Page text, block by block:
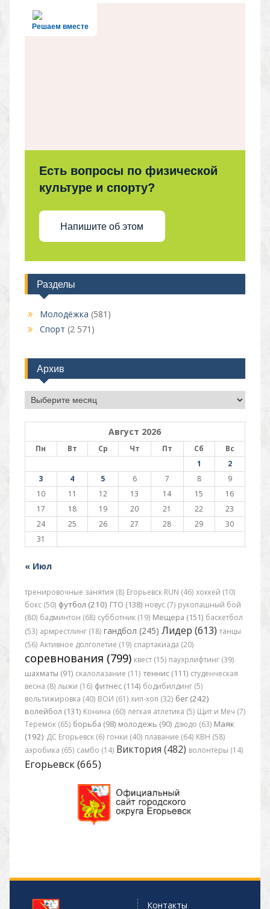
Решаем вместе
Есть вопросы по физической
культуре и спорту?
Напишите об этом
Разделы
Молодёжка (581)
Спорт (2 571)
Архив
Архив
Август 2026
Пн Вт Ср Чт Пт Сб
Вс
1
2
3
4 5 6 7 8
9
10
11 12 13 14 15
16
17
18 19 20 21 22
23
24
25 26 27 28 29
30
31
« Июл
тренировочные занятия (8) Егорьевск RUN (46) хоккей (10)
бокс (50) футбол (210) ГТО (138) новус (7) рукопашный бой
(80) бадминтон (68) субботник (19) Мещера (151) баскетбол
(53) армрестлинг (18) гандбол (245) Лидер (613) танцы
(56) Активное долголетие (19) спартакиада (20)
соревнования (799) квест (15) пауэрлифтинг (39)
шахматы (91) скалолазание (11) теннис (111) студенческая
весна (8) лыжи (16) фитнес (114) бодибилдинг (5)
вольтижировка (40) ВОИ (61) хип-хоп (32) бег (242)
волейбол (131) Конина (60) лёгкая атлетика (5) Щит и Меч (7)
Теремок (65) борьба (98) молодежь (90) дзюдо (63) Маяк
(192) ДС Егорьевск (6) гонки (40) плавание (64) КВН (58)
аэробика (65) самбо (14) Виктория (482) волонтеры (14)
Егорьевск (665)
Контакты